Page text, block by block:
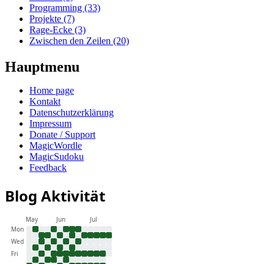
Programming (33)
Projekte (7)
Rage-Ecke (3)
Zwischen den Zeilen (20)
Hauptmenu
Home page
Kontakt
Datenschutzerklärung
Impressum
Donate / Support
MagicWordle
MagicSudoku
Feedback
Blog Aktivität
May Jun
Jul
Mon
Wed
Fri